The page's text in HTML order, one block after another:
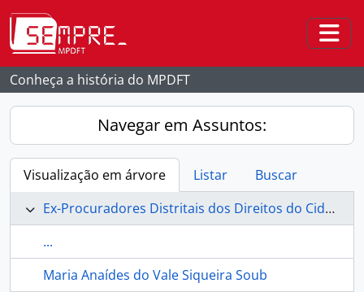
Skip to main content
Conheça a história do MPDFT
Navegar em Assuntos:
Visualização em árvore Listar
Buscar
Ex-Procuradores Distritais dos Direitos do Cidadão
...
Maria Anaídes do Vale Siqueira Soub